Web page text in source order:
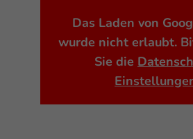
Das Laden von
wurde nicht erlaubt.
Sie die